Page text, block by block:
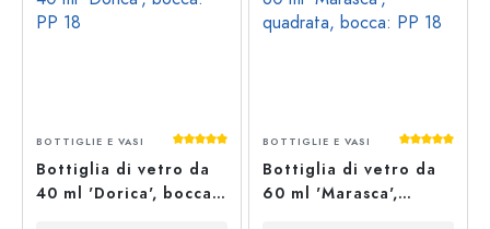
Valutazione media di 5 su 5 stelle
BOTTIGLIE E VASI
Bottiglia di vetro da
40 ml 'Dorica', bocca:
BOTTIGLIE E VASI
Bottiglia di vetro da
60 ml 'Marasca',